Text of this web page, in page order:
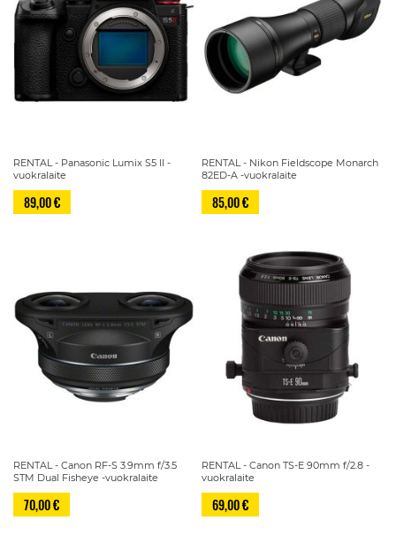
RENTAL - Panasonic Lumix S5 II -
vuokralaite
89,00 €
RENTAL - Nikon Fieldscope Monarch
82ED-A -vuokralaite
85,00 €
RENTAL - Canon RF-S 3.9mm f/3.5
STM Dual Fisheye -vuokralaite
70,00 €
RENTAL - Canon TS-E 90mm f/2.8 -
vuokralaite
69,00 €